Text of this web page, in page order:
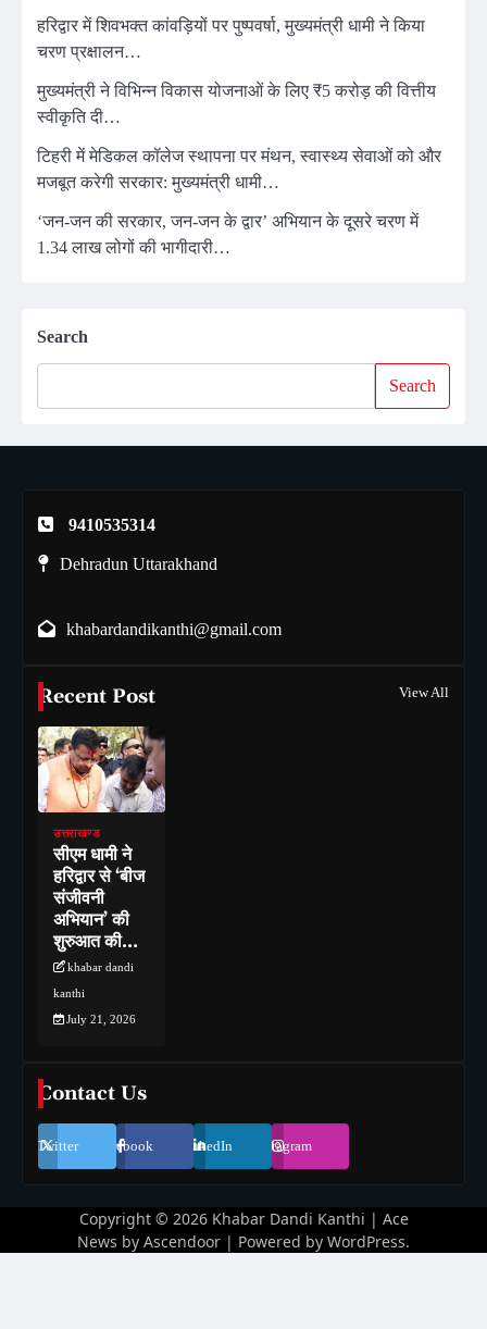
हरिद्वार में शिवभक्त कांवड़ियों पर पुष्पवर्षा, मुख्यमंत्री धामी ने किया
चरण प्रक्षालन…
मुख्यमंत्री ने विभिन्न विकास योजनाओं के लिए ₹5 करोड़ की वित्तीय
स्वीकृति दी…
टिहरी में मेडिकल कॉलेज स्थापना पर मंथन, स्वास्थ्य सेवाओं को और
मजबूत करेगी सरकार: मुख्यमंत्री धामी…
‘जन-जन की सरकार, जन-जन के द्वार’ अभियान के दूसरे चरण में
1.34 लाख लोगों की भागीदारी…
Search
Search
9410535314
Dehradun Uttarakhand
khabardandikanthi@gmail.com
Recent Post View All
उत्तराखण्ड
सीएम धामी ने
हरिद्वार से ‘बीज
संजीवनी
अभियान’ की
शुरुआत की…
khabar dandi
kanthi
July 21, 2026
Contact Us
Twitter Facebook LinkedIn Instagram
Copyright © 2026 Khabar Dandi Kanthi | Ace
News by Ascendoor | Powered by WordPress.